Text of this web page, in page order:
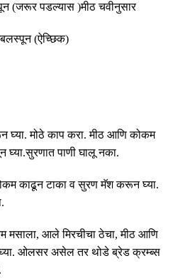
(जरूर पडल्यास )मीठ चवीनुसार
(ऐच्छिक)
घ्या.मोठे काप करा.मीठ आणि कोकम
घ्या.सुरणात पाणी घालू नका.
काढून टाका व सुरण मॅश करून घ्या.
.
मसाला, आले मिरचीचा ठेचा,मीठ आणि
. ओलसर असेल तर थोडे ब्रेड क्रम्ब्स
.